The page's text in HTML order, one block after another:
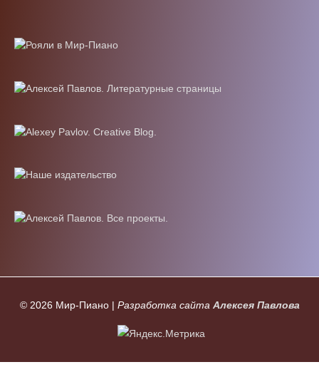
© 2026 Мир-Пиано| Разработка сайта Алексея Павлова